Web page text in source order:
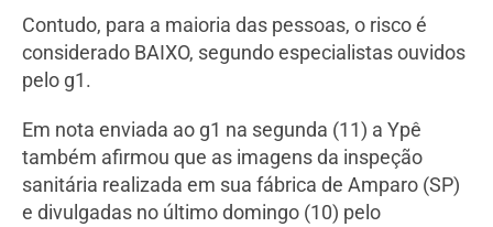
Contudo, para a maioria das pessoas, o risco é
considerado BAIXO, segundo especialistas ouvidos
pelo g1.
Em nota enviada ao g1 na segunda (11) a Ypê
também afirmou que as imagens da inspeção
sanitária realizada em sua fábrica de Amparo (SP)
e divulgadas no último domingo (10) pelo